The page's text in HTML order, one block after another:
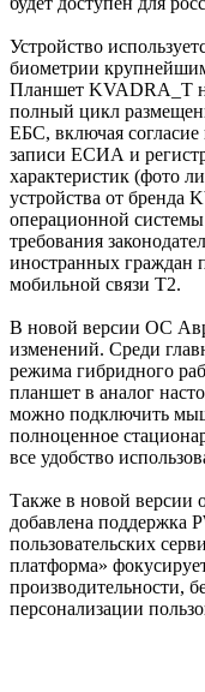
Устройство
биометрии
Планшет KVADRA_T
полный цикл
ЕБС, включая
записи ЕСИА и
характеристик (фото
устройства от бренда
операционной
требования
иностранных граждан
мобильной связи Т2.
В новой версии ОС
изменений. Среди
режима гибридного
планшет в аналог
можно подключить
полноценное
все удобство
Также в новой версии
добавлена поддержка
пользовательских
платформа»
производительности,
персонализации